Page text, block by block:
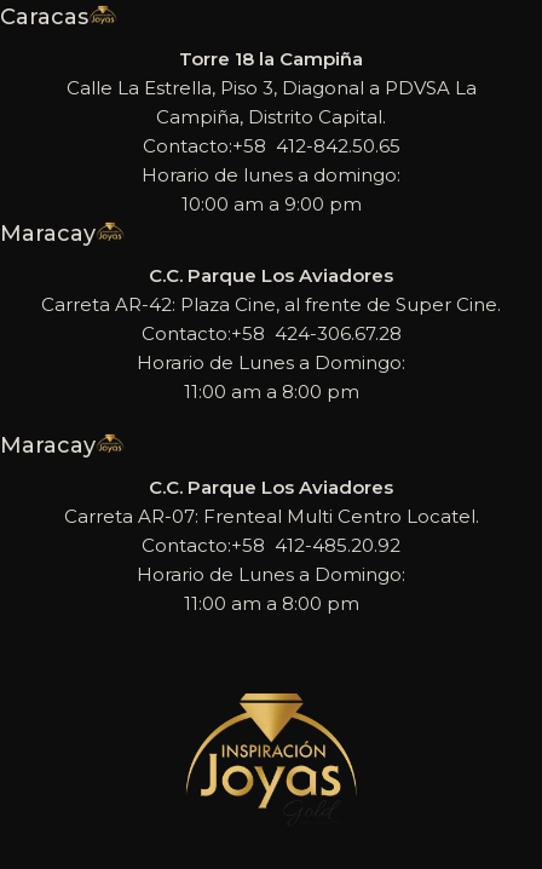
Caracas
Torre 18 la Campiña
Calle La Estrella, Piso 3, Diagonal a PDVSA La
Campiña, Distrito Capital.
Contacto:+58 412-842.50.65
Horario de lunes a domingo:
10:00 am a 9:00 pm
Maracay
C.C. Parque Los Aviadores
Carreta AR-42: Plaza Cine, al frente de Super Cine.
Contacto:+58 424-306.67.28
Horario de Lunes a Domingo:
11:00 am a 8:00 pm
Maracay
C.C. Parque Los Aviadores
Carreta AR-07: Frenteal Multi Centro Locatel.
Contacto:+58 412-485.20.92
Horario de Lunes a Domingo:
11:00 am a 8:00 pm